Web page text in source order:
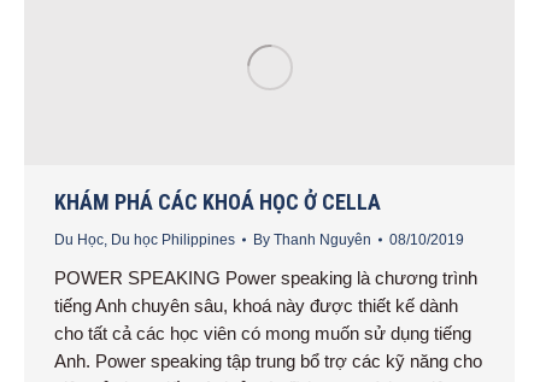
KHÁM PHÁ CÁC KHOÁ HỌC Ở CELLA
Du Học Du học Philippines By Thanh Nguyên 08/10/2019
POWER SPEAKING Power speaking là chương trình
tiếng Anh chuyên sâu, khoá này được thiết kế dành
cho tất cả các học viên có mong muốn sử dụng tiếng
Anh. Power speaking tập trung bổ trợ các kỹ năng cho